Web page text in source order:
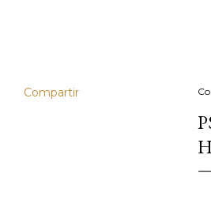
Compartir